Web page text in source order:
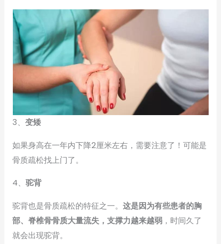
3、变矮
如果身高在一年内下降2厘米左右，需要注意了！可能是
骨质疏松找上门了。
4、驼背
驼背也是骨质疏松的特征之一。这是因为有些患者的胸
部、脊椎骨骨质大量流失，支撑力越来越弱 ，时间久了
就会出现驼背。